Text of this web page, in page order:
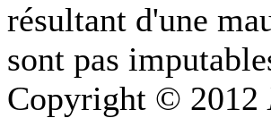
résultant d'une
sont pas
Copyright © 2012